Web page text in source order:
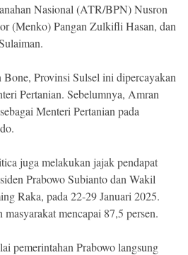
Nasional (ATR/BPN) Nusron
(Menko) Pangan Zulkifli Hasan, dan
Provinsi Sulsel ini dipercayakan
Pertanian. Sebelumnya, Amran
Menteri Pertanian pada
juga melakukan jajak pendapat
Prabowo Subianto dan Wakil
Raka, pada 22-29 Januari 2025.
mencapai 87,5 persen.
pemerintahan Prabowo langsung